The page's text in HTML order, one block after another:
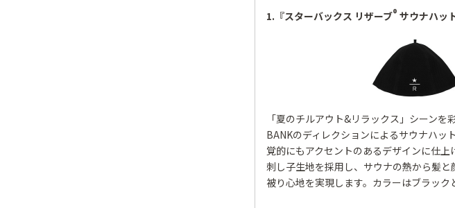
1.『スターバックス リザーブ® サウナハッ
「夏のチルアウト&リラックス」シーンを
BANKのディレクションによるサウナハッ
覚的にもアクセントのあるデザインに仕
刺し子生地を採用し、サウナの熱から髪
被り心地を実現します。カラーはブラック